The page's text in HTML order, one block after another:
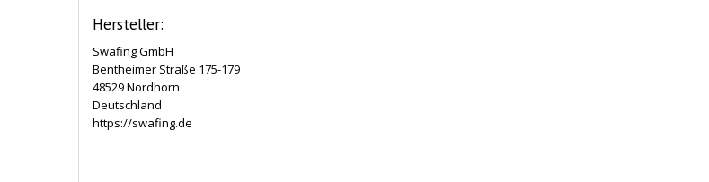
Hersteller:
Swafing GmbH
Bentheimer Straße 175-179
48529 Nordhorn
Deutschland
https://swafing.de